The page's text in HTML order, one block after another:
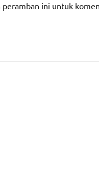
ini untuk